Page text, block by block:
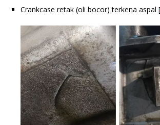
Crankcase retak (oli bocor) terkena aspal [